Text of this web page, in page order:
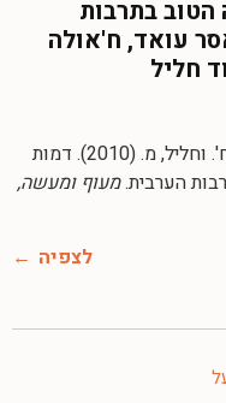
הטוב בתרבות
עואד, ח'אולה
חליל
עואד, י., זועבי, ח'. וחליל, מ. (2010). דמות
הערבית.מעוף ומעשה,
לצפיה